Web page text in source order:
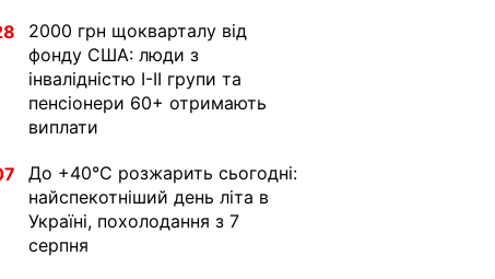
2000 грн щокварталу від
фонду США: люди з
інвалідністю I-II групи та
пенсіонери 60+ отримають
виплати
До +40°С розжарить сьогодні:
найспекотніший день літа в
Україні, похолодання з 7
серпня